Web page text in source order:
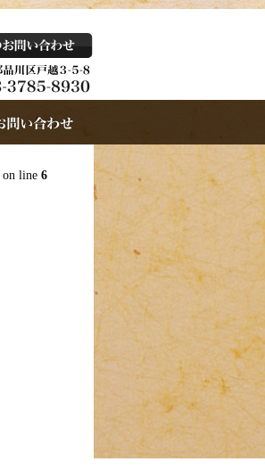
on line 6